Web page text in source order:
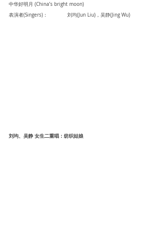
中华好明月 (China’s bright moon)
表演者(Singers)： 	刘均(Jun Liu)，吴静(Jing Wu)
刘均、吴静 女生二重唱：纺织姑娘